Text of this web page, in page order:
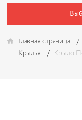
Главная страница
Крылья
Крыло